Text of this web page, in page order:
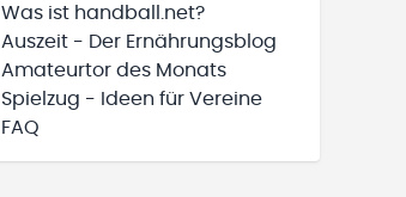
Was ist handball.net?
Auszeit - Der Ernährungsblog
Amateurtor des Monats
Spielzug - Ideen für Vereine
FAQ